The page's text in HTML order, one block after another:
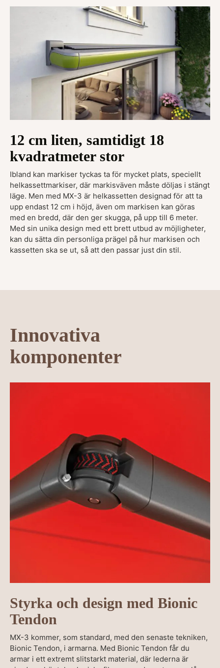
12 cm liten, samtidigt 18
kvadratmeter stor
Ibland kan markiser tyckas ta för mycket plats, speciellt
helkassettmarkiser, där markisväven måste döljas i stängt
läge. Men med MX-3 är helkassetten designad för att ta
upp endast 12 cm i höjd, även om markisen kan göras
med en bredd, där den ger skugga, på upp till 6 meter.
Med sin unika design med ett brett utbud av möjligheter,
kan du sätta din personliga prägel på hur markisen och
kassetten ska se ut, så att den passar just din stil.
Innovativa
komponenter
Styrka och design med Bionic
Tendon
MX-3 kommer, som standard, med den senaste tekniken,
Bionic Tendon, i armarna. Med Bionic Tendon får du
armar i ett extremt slitstarkt material, där lederna är